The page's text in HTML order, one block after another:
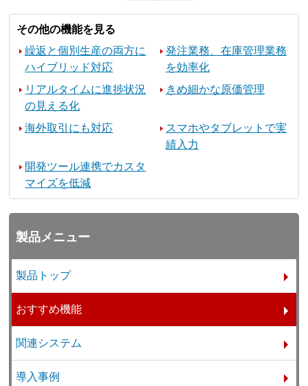
その他の機能を見る
繰返と個別生産の両方に
ハイブリッド対応
発注業務、在庫管理業務
を効率化
リアルタイムに進捗状況
の見える化
きめ細かな原価管理
海外取引にも対応
スマホやタブレットで実
績入力
開発ツール連携でカスタ
マイズを低減
製品メニュー
製品トップ
おすすめ機能
関連システム
導入事例